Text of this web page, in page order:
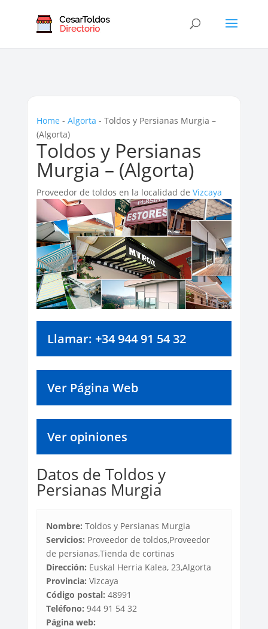
Home - Algorta - Toldos y Persianas Murgia –
(Algorta)
Toldos y Persianas
Murgia – (Algorta)
Proveedor de toldos en la localidad de Vizcaya
Llamar: +34 944 91 54 32
Ver Página Web
Ver opiniones
Datos de Toldos y
Persianas Murgia
Nombre: Toldos y Persianas Murgia
Servicios: Proveedor de toldos,Proveedor
de persianas,Tienda de cortinas
Dirección: Euskal Herria Kalea, 23,Algorta
Provincia: Vizcaya
Código postal: 48991
Teléfono: 944 91 54 32
Página web: